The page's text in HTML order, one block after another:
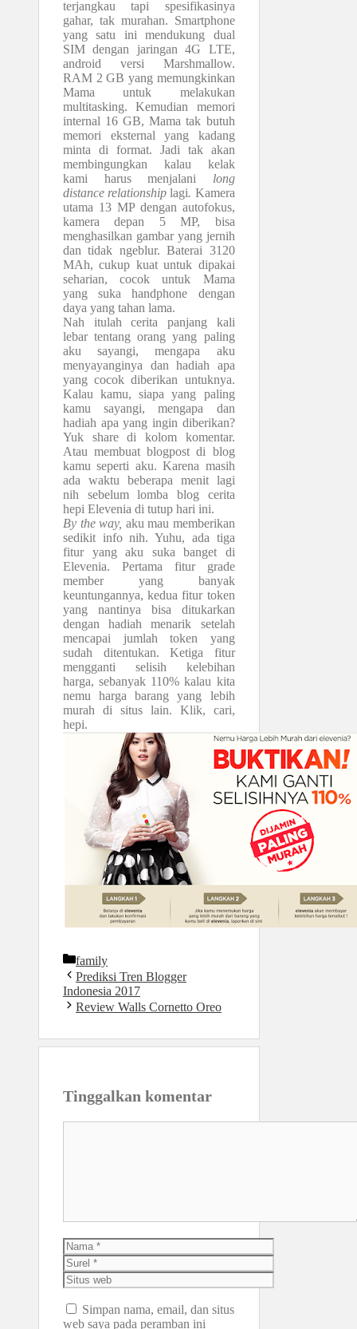
terjangkau tapi spesifikasinya
gahar, tak murahan. Smartphone
yang satu ini mendukung dual
SIM dengan jaringan 4G LTE,
android versi Marshmallow.
RAM 2 GB yang memungkinkan
Mama untuk melakukan
multitasking. Kemudian memori
internal 16 GB, Mama tak butuh
memori eksternal yang kadang
minta di format. Jadi tak akan
membingungkan kalau kelak
kami harus menjalani long
distance relationshiplagi. Kamera
utama 13 MP dengan autofokus,
kamera depan 5 MP, bisa
menghasilkan gambar yang jernih
dan tidak ngeblur. Baterai 3120
MAh, cukup kuat untuk dipakai
seharian, cocok untuk Mama
yang suka handphone dengan
daya yang tahan lama.
Nah itulah cerita panjang kali
lebar tentang orang yang paling
aku sayangi, mengapa aku
menyayanginya dan hadiah apa
yang cocok diberikan untuknya.
Kalau kamu, siapa yang paling
kamu sayangi, mengapa dan
hadiah apa yang ingin diberikan?
Yuk share di kolom komentar.
Atau membuat blogpost di blog
kamu seperti aku. Karena masih
ada waktu beberapa menit lagi
nih sebelum lomba blog cerita
hepi Elevenia di tutup hari ini.
By the way, aku mau memberikan
sedikit info nih. Yuhu, ada tiga
fitur yang aku suka banget di
Elevenia. Pertama fitur grade
member yang banyak
keuntungannya, kedua fitur token
yang nantinya bisa ditukarkan
dengan hadiah menarik setelah
mencapai jumlah token yang
sudah ditentukan. Ketiga fitur
mengganti selisih kelebihan
harga, sebanyak 110% kalau kita
nemu harga barang yang lebih
murah di situs lain. Klik, cari,
hepi.
Kategori
family
Prediksi Tren Blogger
Indonesia 2017
Review Walls Cornetto Oreo
Tinggalkan komentar
Nama
Surel
Situs
web
Simpan nama, email, dan situs
web saya pada peramban ini